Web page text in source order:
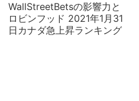
WallStreetBetsの影響力と
ロビンフッド 2021年1月31
日カナダ急上昇ランキング